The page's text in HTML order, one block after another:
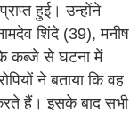
हुई। उन्होंने
शिंदे (39), मनीष
कब्जे से घटना में
ने बताया कि वह
हैं। इसके बाद सभी